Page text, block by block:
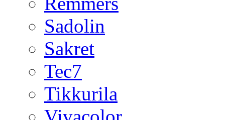
Sadolin
Sakret
Tec7
Tikkurila